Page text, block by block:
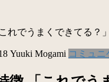
れでうまくできてる？」
Yuuki Mogami コミュニ